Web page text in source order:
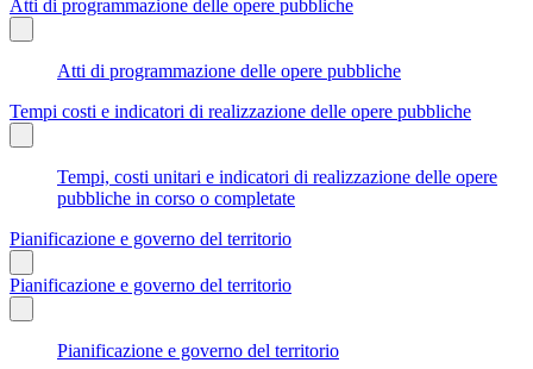
Atti di programmazione delle opere pubbliche
Atti di programmazione delle opere pubbliche
Tempi costi e indicatori di realizzazione delle opere pubbliche
Tempi, costi unitari e indicatori di realizzazione delle opere
pubbliche in corso o completate
Pianificazione e governo del territorio
Pianificazione e governo del territorio
Pianificazione e governo del territorio